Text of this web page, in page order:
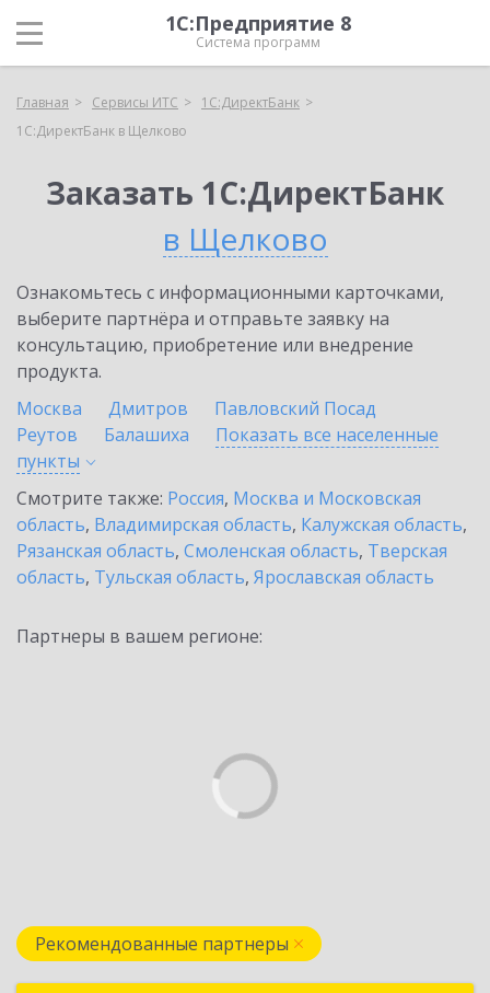
1С:Предприятие 8
Система программ
Главная Сервисы ИТС
1С:ДиректБанк
1С:ДиректБанк в Щелково
Заказать 1С:ДиректБанк
в Щелково
Ознакомьтесь с информационными карточками,
выберите партнёра и отправьте заявку на
консультацию, приобретение или внедрение
продукта.
Москва
Дмитров
Павловский Посад
Реутов
Балашиха
Показать все населенные
пункты
Смотрите также: Россия, Москва и Московская
область, Владимирская область, Калужская область,
Рязанская область, Смоленская область, Тверская
область, Тульская область, Ярославская область
Партнеры в вашем регионе:
Рекомендованные партнеры